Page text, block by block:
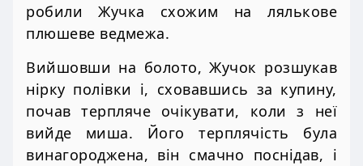
робили Жучка схожим на лялькове
плюшеве ведмежа.
Вийшовши на болото, Жучок розшукав
нірку полівки і, сховавшись за купину,
почав терпляче очікувати, коли з неї
вийде миша. Його терплячість була
винагороджена, він смачно поснідав, і